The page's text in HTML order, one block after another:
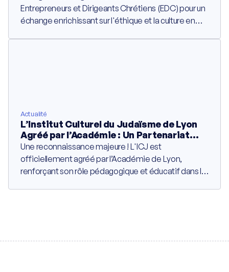
Entrepreneurs et Dirigeants Chrétiens (EDC) pour un
échange enrichissant sur l'éthique et la culture en
Actualité
L’Institut Culturel du Judaïsme de Lyon
Agréé par l’Académie : Un Partenariat
Éducatif de Cinq Ans Contre l’Ignorance
Une reconnaissance majeure ! L'ICJ est
officiellement agréé par l’Académie de Lyon,
renforçant son rôle pédagogique et éducatif dans la